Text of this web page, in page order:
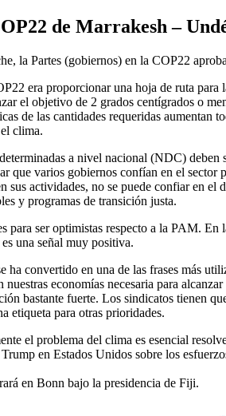
de Marrakesh –
la Partes (gobiernos) en la COP22
era proporcionar una hoja de ruta para
el objetivo de 2 grados centígrados o
de las cantidades requeridas
clima.
a nivel nacional (NDC) deben
que varios gobiernos confían en el
sus actividades, no se puede confiar en
y programas de transición justa.
para ser optimistas respecto a la PAM.
una señal muy positiva.
ha convertido en una de las frases más
nuestras economías necesaria para
bastante fuerte. Los sindicatos tienen
etiqueta para otras prioridades.
el problema del clima es esencial
en Estados Unidos sobre los
en Bonn bajo la presidencia de Fiji.